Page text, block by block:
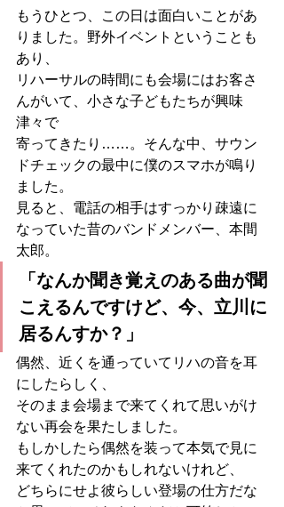
もうひとつ、この日は面白いことがあ
りました。野外イベントということも
あり、
リハーサルの時間にも会場にはお客さ
んがいて、小さな子どもたちが興味
津々で
寄ってきたり……。そんな中、サウン
ドチェックの最中に僕のスマホが鳴り
ました。
見ると、電話の相手はすっかり疎遠に
なっていた昔のバンドメンバー、本間
太郎。
「なんか聞き覚えのある曲が聞
こえるんですけど、今、立川に
居るんすか？」
偶然、近くを通っていてリハの音を耳
にしたらしく、
そのまま会場まで来てくれて思いがけ
ない再会を果たしました。
もしかしたら偶然を装って本気で見に
来てくれたのかもしれないけれど、
どちらにせよ彼らしい登場の仕方だな